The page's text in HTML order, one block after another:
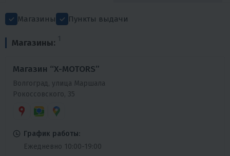
Магазины Пункты выдачи
Магазины: 1
Магазин “X-MOTORS”
Волгоград, улица Маршала
Рокоссовского, 35
График работы:
Ежедневно 10:00-19:00